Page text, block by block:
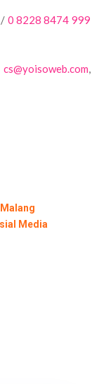
/ 0 8228 8474 999
cs@yoisoweb.com,
Media